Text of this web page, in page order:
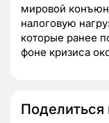
мировой
налоговую
которые ранее
фоне кризиса
Поделиться